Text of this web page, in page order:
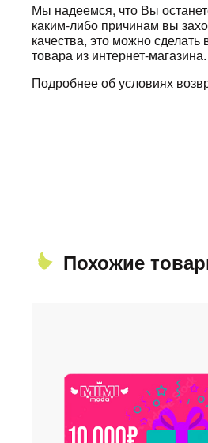
Мы надеемся, что Вы
каким-либо причинам вы
качества, это можно
товара из интернет-магазина.
Подробнее об условиях
Похожие